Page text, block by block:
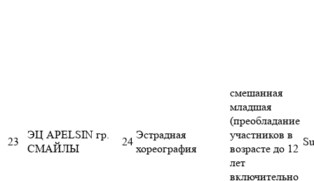
23
ЭЦ APELSIN гр.
СМАЙЛЫ
24
Эстрадная
хореография
смешанная
младшая
(преобладание
участников в
возрасте до 12
лет
включительно